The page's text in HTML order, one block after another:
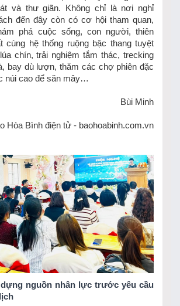
và thư giãn. Không chỉ là nơi nghỉ
đến đây còn có cơ hội tham quan,
phá cuộc sống, con người, thiên
cùng hệ thống ruộng bậc thang tuyệt
chín, trải nghiệm tắm thác, trecking
bay dù lượn, thăm các chợ phiên đặc
núi cao để săn mây…
Bùi Minh
Hòa Bình điện tử - baohoabinh.com.vn
dựng nguồn nhân lực trước yêu cầu